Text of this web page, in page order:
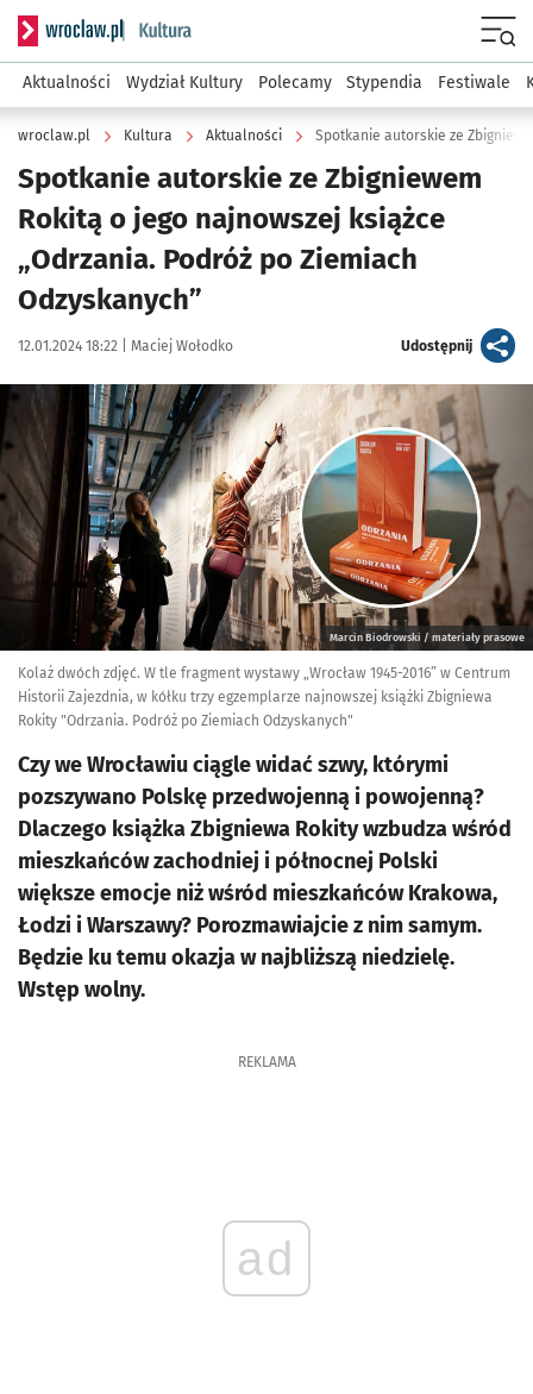
Serwis informacyjny wroclaw.pl podserwis: Kultura
Aktualności Wydział Kultury Polecamy Stypendia Festiwale
wroclaw.pl Kultura Aktualności Spotkanie autorskie ze
Spotkanie autorskie ze Zbigniewem
Rokitą o jego najnowszej książce
„Odrzania. Podróż po Ziemiach
Odzyskanych”
Data publikacji:
12.01.2024 18:22 | Autor:
Maciej Wołodko Udostępnijartykuł
Kliknij, aby powiększyć
Marcin Biodrowski / materiały prasowe
Kolaż dwóch zdjęć. W tle fragment wystawy „Wrocław 1945-2016” w Centrum
Historii Zajezdnia, w kółku trzy egzemplarze najnowszej książki Zbigniewa
Rokity "Odrzania. Podróż po Ziemiach Odzyskanych"
Czy we Wrocławiu ciągle widać szwy, którymi
pozszywano Polskę przedwojenną i powojenną?
Dlaczego książka Zbigniewa Rokity wzbudza wśród
mieszkańców zachodniej i północnej Polski
większe emocje niż wśród mieszkańców Krakowa,
Łodzi i Warszawy? Porozmawiajcie z nim samym.
Będzie ku temu okazja w najbliższą niedzielę.
Wstęp wolny.
REKLAMA
ad